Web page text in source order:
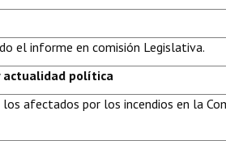
el informe en comisión Legislativa.
actualidad política
afectados por los incendios en la